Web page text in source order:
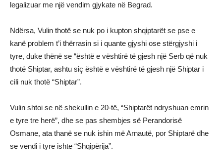
legalizuar me një vendim gjykate në Begrad.
Ndërsa, Vulin thotë se nuk po i kupton shqiptarët se pse e
kanë problem t’i thërrasin si i quante gjyshi ose stërgjyshi i
tyre, duke thënë se “është e vështirë të gjesh një Serb që nuk
thotë Shiptar, ashtu siç është e vështirë të gjesh një Shiptar i
cili nuk thotë “Shiptar”.
Vulin shtoi se në shekullin e 20-të, “Shiptarët ndryshuan emrin
e tyre tre herë”, dhe se pas shembjes së Perandorisë
Osmane, ata thanë se nuk ishin më Arnautë, por Shiptarë dhe
se vendi i tyre ishte “Shqipërija”.